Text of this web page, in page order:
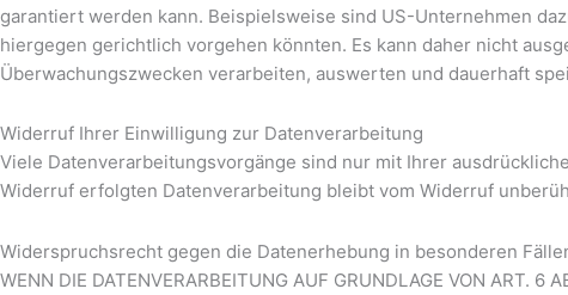
garantiert werden kann. Beispielsweise sind US-Unternehmen
hiergegen gerichtlich vorgehen könnten. Es kann daher nicht
Überwachungszwecken verarbeiten, auswerten und dauerhaft
Widerruf Ihrer Einwilligung zur Datenverarbeitung
Viele Datenverarbeitungsvorgänge sind nur mit Ihrer
Widerruf erfolgten Datenverarbeitung bleibt vom Widerruf
Widerspruchsrecht gegen die Datenerhebung in besonderen
WENN DIE DATENVERARBEITUNG AUF GRUNDLAGE VON ART. 6